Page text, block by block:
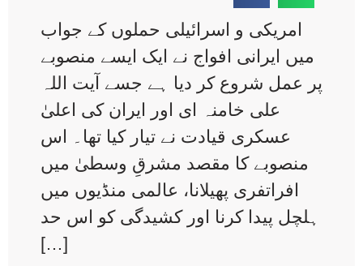
امریکی و اسرائیلی حملوں کے جواب
میں ایرانی افواج نے ایک ایسے منصوبے
پر عمل شروع کر دیا ہے جسے آیت اللہ
علی خامنہ ای اور ایران کی اعلیٰ
عسکری قیادت نے تیار کیا تھا۔ اس
منصوبے کا مقصد مشرقِ وسطیٰ میں
افراتفری پھیلانا، عالمی منڈیوں میں
ہلچل پیدا کرنا اور کشیدگی کو اس حد
[…]